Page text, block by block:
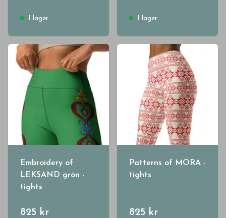
I lager I lager
Embroidery of
LEKSAND grön -
tights
825 kr
Patterns of MORA -
tights
825 kr